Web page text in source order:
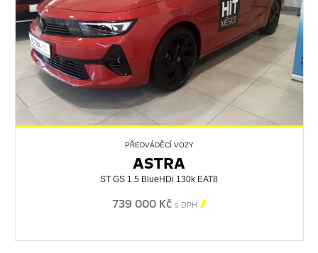
PŘEDVÁDĚCÍ VOZY
ASTRA
ST GS 1.5 BlueHDi 130k EAT8
739 000 Kč s DPH 